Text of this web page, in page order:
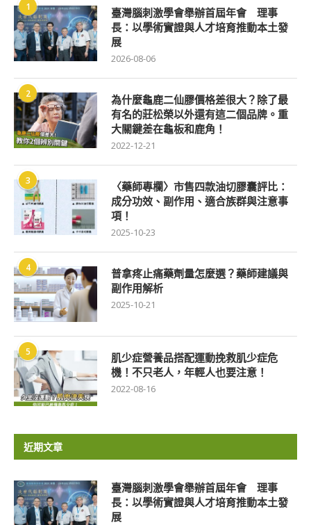
1
臺灣腦刺激學會舉辦首屆年會 理事
長：以學術實證與人才培育推動本土發
展
2026-08-06
2
為什麼龜鹿二仙膠價格差很大？除了最
有名的莊松榮以外還有這二個品牌。重
大關鍵差在龜板和鹿角！
2022-12-21
3
〈藥師專欄〉市售四款油切膠囊評比：
成分功效、副作用、適合族群與注意事
項！
2025-10-23
4
普拿疼止痛藥劑量怎麼選？藥師建議與
副作用解析
2025-10-21
5
肌少症營養品搭配運動挽救肌少症危
機！不只老人，年輕人也要注意！
2022-08-16
近期文章
臺灣腦刺激學會舉辦首屆年會 理事
長：以學術實證與人才培育推動本土發
展